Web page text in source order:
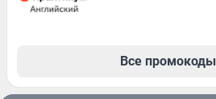
Все промокоды